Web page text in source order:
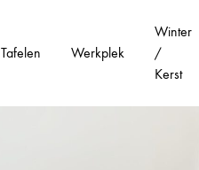
Tafelen Werkplek
Winter
/
Kerst